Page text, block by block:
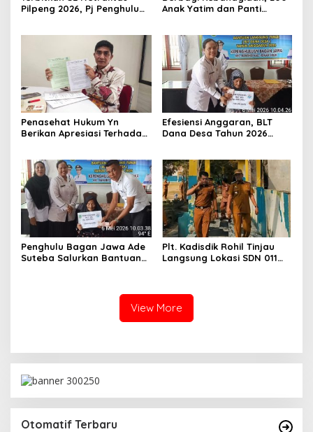
Pilpeng 2026, Pj Penghulu
Anak Yatim dan Panti
Malam Batu Enam
Penasehat Hukum Yn
Berikan Apresiasi Terhadap
Efesiensi Anggaran, BLT
Dana Desa Tahun 2026
Bulan
Penghulu Bagan Jawa Ade
Suteba Salurkan Bantuan
Plt. Kadisdik Rohil Tinjau
Langsung Lokasi SDN 011
View More
Otomatif Terbaru